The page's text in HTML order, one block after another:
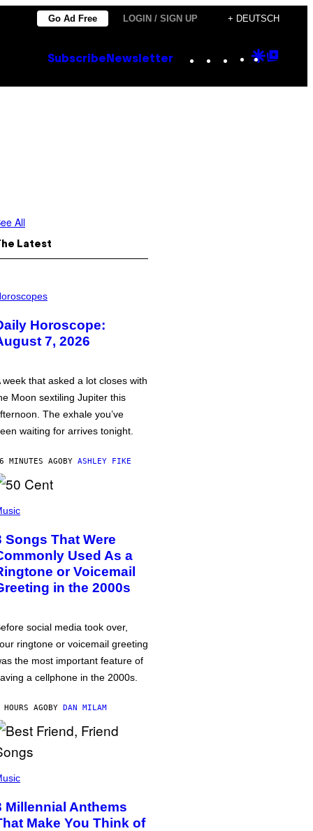
Go Ad Free LOGIN / SIGN UP + DEUTSCH
Subscribe Newsletter Instagram
TikTok
YouTube
Google
All
Latest
Horoscope:
7, 2026
week that asked a lot closes with
Moon sextiling Jupiter this
The exhale you’ve
waiting for arrives tonight.
MINUTES AGOBY ASHLEY FIKE
Songs That Were
Used As a
or Voicemail
in the 2000s
social media took over,
ringtone or voicemail greeting
the most important feature of
a cellphone in the 2000s.
AGOBY DAN MILAM
Millennial Anthems
Make You Think of